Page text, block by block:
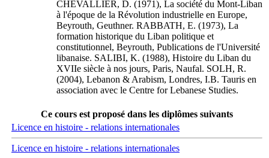
CHEVALLIER, D. (1971), La société du Mont-Liban
à l'époque de la Révolution industrielle en Europe,
Beyrouth, Geuthner. RABBATH, E. (1973), La
formation historique du Liban politique et
constitutionnel, Beyrouth, Publications de l'Université
libanaise. SALIBI, K. (1988), Histoire du Liban du
XVIIe siècle à nos jours, Paris, Naufal. SOLH, R.
(2004), Lebanon & Arabism, Londres, I.B. Tauris en
association avec le Centre for Lebanese Studies.
Ce cours est proposé dans les diplômes suivants
Licence en histoire - relations internationales
Licence en histoire - relations internationales